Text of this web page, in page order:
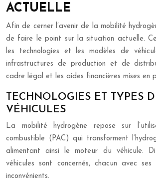
ACTUELLE
Afin de cerner l’avenir de la mobilité
de faire le point sur la situation actuelle.
les technologies et les modèles de
infrastructures de production et de
cadre légal et les aides financières mises en
TECHNOLOGIES ET TYPES
VÉHICULES
La mobilité hydrogène repose sur
combustible (PAC) qui transforment
alimentant ainsi le moteur du véhicule.
véhicules sont concernés, chacun avec
inconvénients.